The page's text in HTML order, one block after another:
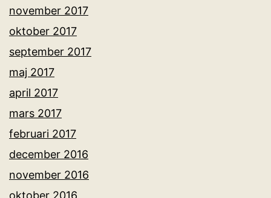
november 2017
oktober 2017
september 2017
maj 2017
april 2017
mars 2017
februari 2017
december 2016
november 2016